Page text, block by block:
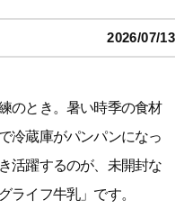
2026/07/13
のとき。暑い時季の食材
冷蔵庫がパンパンになっ
活躍するのが、未開封な
ライフ牛乳」です。